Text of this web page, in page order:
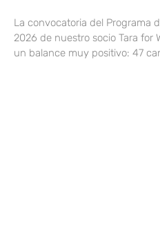
La convocatoria del Programa
2026 de nuestro socio Tara for
un balance muy positivo: 47